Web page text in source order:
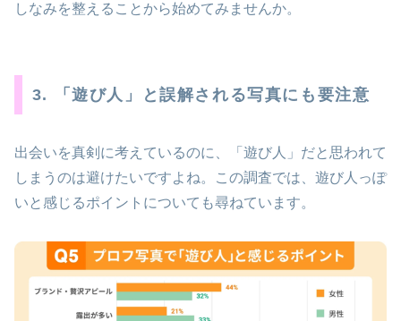
しなみを整えることから始めてみませんか。
3. 「遊び人」と誤解される写真にも要注意
出会いを真剣に考えているのに、「遊び人」だと思われて
しまうのは避けたいですよね。この調査では、遊び人っぽ
いと感じるポイントについても尋ねています。